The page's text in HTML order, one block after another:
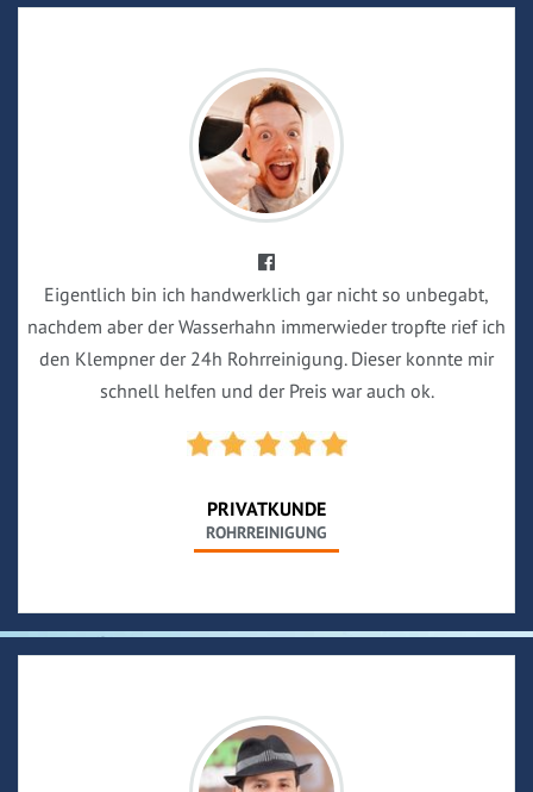
Eigentlich bin ich handwerklich gar nicht so unbegabt,
nachdem aber der Wasserhahn immerwieder tropfte rief ich
den Klempner der 24h Rohrreinigung. Dieser konnte mir
schnell helfen und der Preis war auch ok.
PRIVATKUNDE
ROHRREINIGUNG